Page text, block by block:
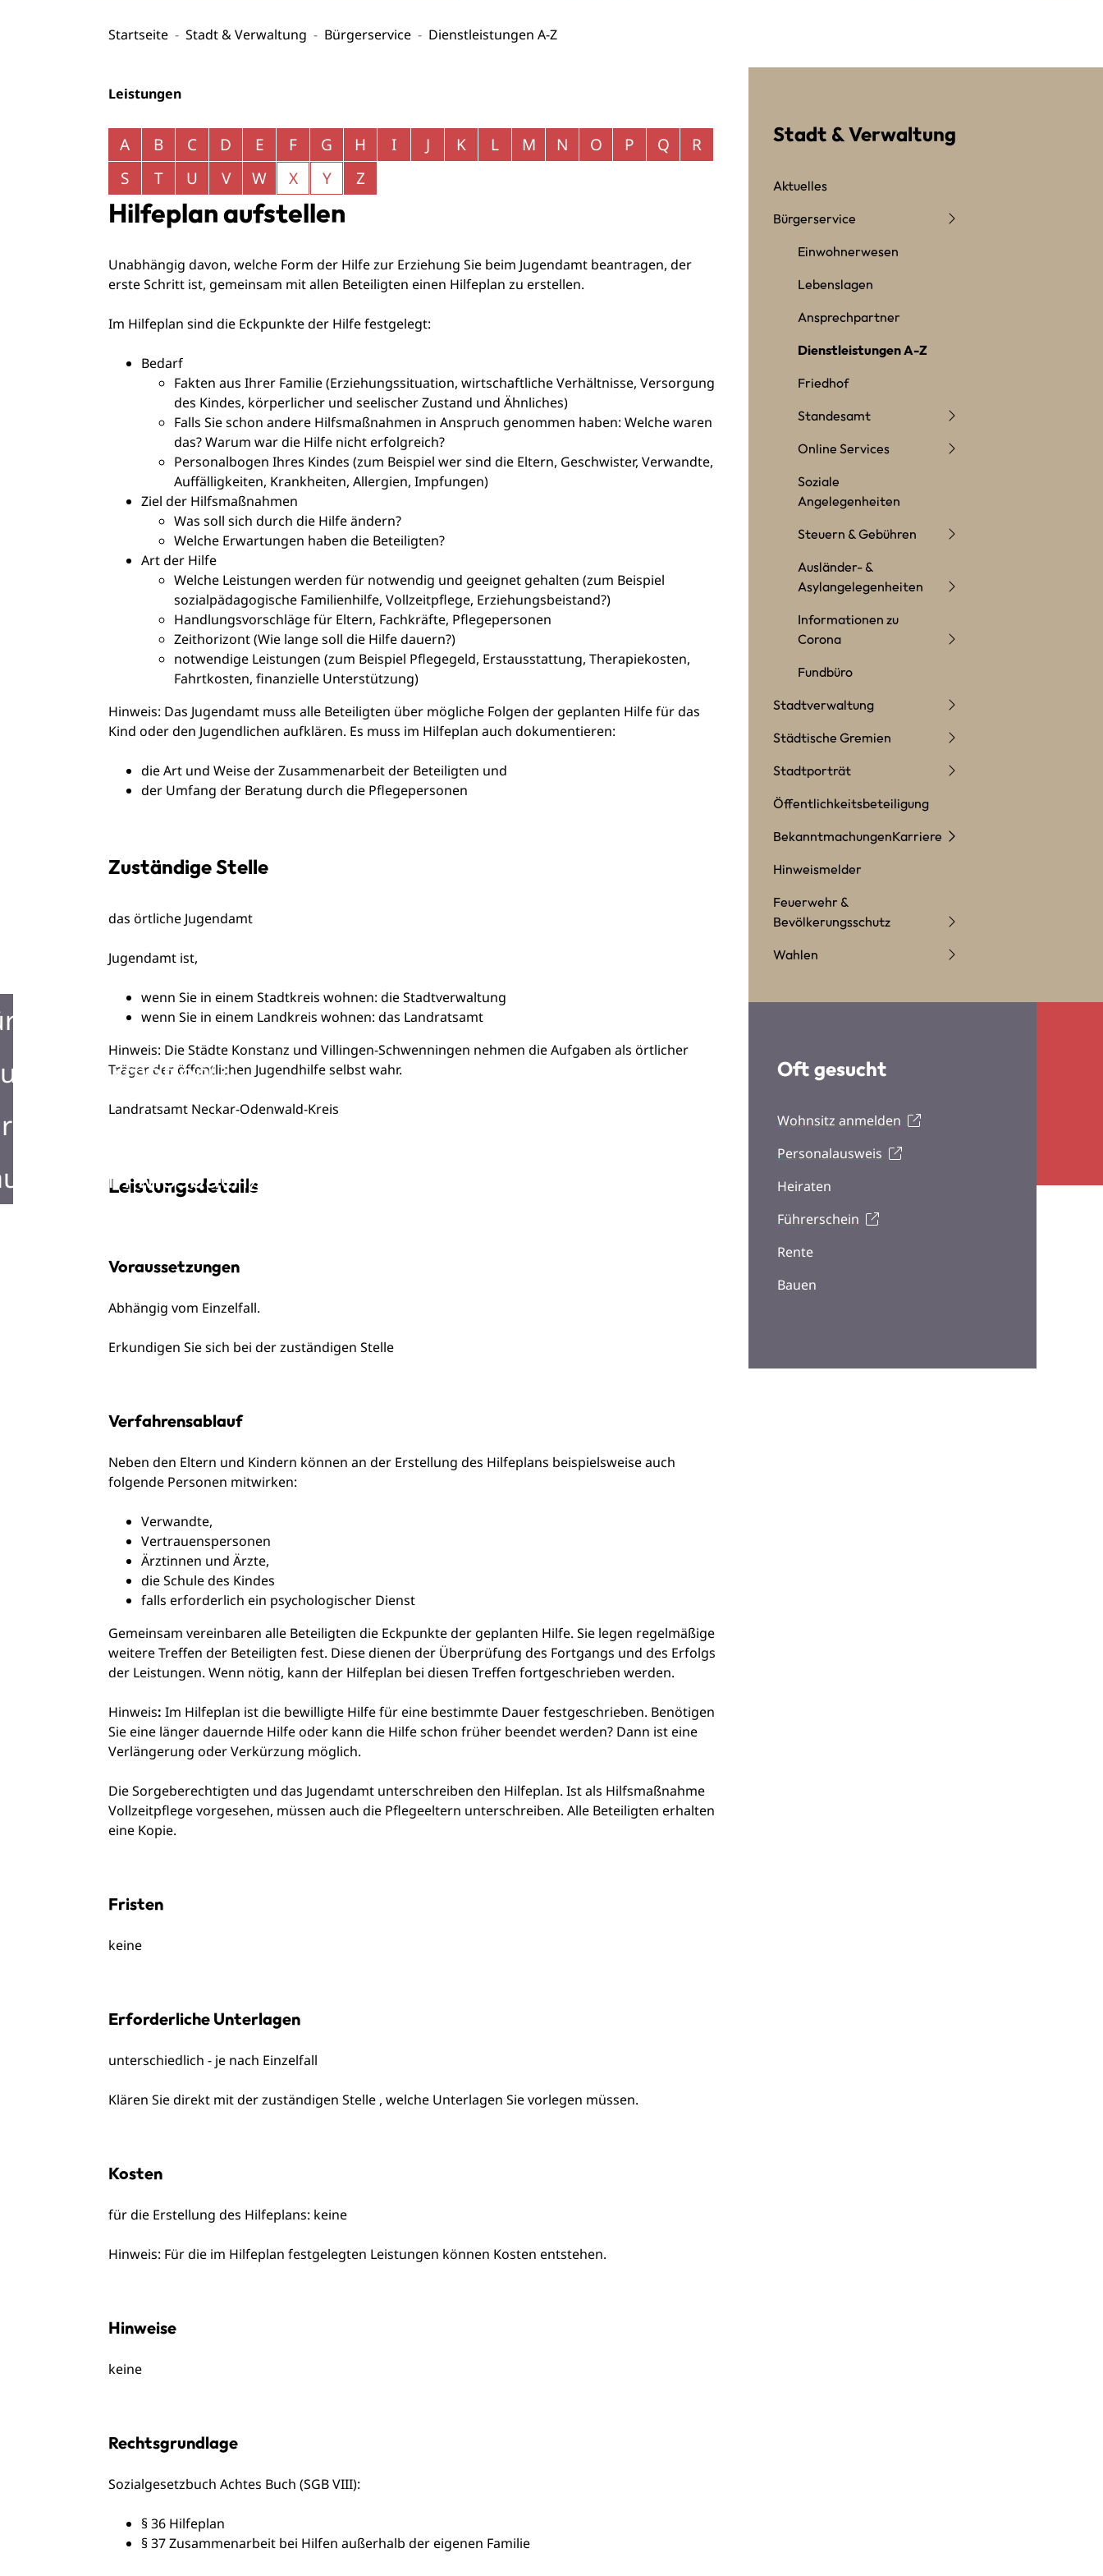
Startseite Stadt & Verwaltung Bürgerservice Dienstleistungen A-Z
Information
in Mosbach
in Mosbach
Leistungen
Alphabetisches Register überspringen
A B C D E F G H I J K L M N O P Q
R
S
T U V W X Y Z
Hilfeplan aufstellen
Unabhängig davon, welche Form der Hilfe zur Erziehung Sie beim Jugendamt beantragen, der
erste Schritt ist, gemeinsam mit allen Beteiligten einen Hilfeplan zu erstellen.
Im Hilfeplan sind die Eckpunkte der Hilfe festgelegt:
Bedarf
Fakten aus Ihrer Familie (Erziehungssituation, wirtschaftliche Verhältnisse, Versorgung
des Kindes, körperlicher und seelischer Zustand und Ähnliches)
Falls Sieschon andere Hilfsmaßnahmen in Anspruch genommen haben: Welche waren
das? Warum war die Hilfe nicht erfolgreich?
Personalbogen Ihres Kindes (zum Beispiel wer sind die Eltern, Geschwister, Verwandte,
Auffälligkeiten, Krankheiten, Allergien, Impfungen)
Ziel der Hilfsmaßnahmen
Was soll sich durch die Hilfe ändern?
Welche Erwartungen haben die Beteiligten?
Art der Hilfe
Welche Leistungen werden für notwendig und geeignet gehalten (zum Beispiel
sozialpädagogische Familienhilfe, Vollzeitpflege, Erziehungsbeistand?)
Handlungsvorschläge für Eltern, Fachkräfte, Pflegepersonen
Zeithorizont (Wie lange soll die Hilfe dauern?)
notwendige Leistungen (zum Beispiel Pflegegeld, Erstausstattung, Therapiekosten,
Fahrtkosten, finanzielle Unterstützung)
Hinweis: Das Jugendamt muss alle Beteiligten über mögliche Folgen der geplanten Hilfe für das
Kind oder den Jugendlichen aufklären. Es muss im Hilfeplan auch dokumentieren:
die Art und Weise der Zusammenarbeit der Beteiligten und
der Umfang der Beratung durch die Pflegepersonen
Zuständige Stelle
das örtliche Jugendamt
Jugendamt ist,
wenn Sie in einem Stadtkreis wohnen: die Stadtverwaltung
wenn Sie in einem Landkreis wohnen: das Landratsamt
Hinweis: Die Städte Konstanz und Villingen-Schwenningen nehmen die Aufgaben als örtlicher
Träger der öffentlichen Jugendhilfe selbst wahr.
Landratsamt Neckar-Odenwald-Kreis
Leistungsdetails
Voraussetzungen
Abhängig vom Einzelfall.
Erkundigen Sie sich bei der zuständigen Stelle
Verfahrensablauf
Neben den Eltern und Kindern können an der Erstellung des Hilfeplans beispielsweise auch
folgende Personen mitwirken:
Verwandte,
Vertrauenspersonen
Ärztinnen und Ärzte,
die Schule des Kindes
falls erforderlich ein psychologischer Dienst
Gemeinsam vereinbaren alle Beteiligten die Eckpunkte der geplanten Hilfe. Sie legen regelmäßige
weitere Treffen der Beteiligten fest. Diese dienen der Überprüfung des Fortgangs und des Erfolgs
der Leistungen. Wenn nötig, kann der Hilfeplan bei diesen Treffen fortgeschrieben werden.
Hinweis: Im Hilfeplan ist die bewilligte Hilfe für eine bestimmte Dauer festgeschrieben. Benötigen
Sie eine länger dauernde Hilfe oder kann die Hilfe schon früher beendet werden? Dann ist eine
Verlängerung oder Verkürzung möglich.
Die Sorgeberechtigten und das Jugendamt unterschreiben den Hilfeplan. Ist als Hilfsmaßnahme
Vollzeitpflege vorgesehen, müssen auch die Pflegeeltern unterschreiben. Alle Beteiligten erhalten
eine Kopie.
Fristen
keine
Erforderliche Unterlagen
unterschiedlich - je nach Einzelfall
Klären Sie direkt mit der zuständigen Stelle , welche Unterlagen Sie vorlegen müssen.
Kosten
für die Erstellung des Hilfeplans: keine
Hinweis: Für die im Hilfeplan festgelegten Leistungen können Kosten entstehen.
Hinweise
keine
Rechtsgrundlage
Sozialgesetzbuch Achtes Buch (SGB VIII):
§ 36 Hilfeplan
§ 37 Zusammenarbeit bei Hilfen außerhalb der eigenen Familie
Stadt & Verwaltung
Aktuelles
Bürgerservice
Einwohnerwesen
Lebenslagen
Ansprechpartner
Dienstleistungen A-Z
Friedhof
Standesamt
Online Services
Soziale
Angelegenheiten
Steuern & Gebühren
Ausländer- &
Asylangelegenheiten
Informationen zu
Corona
Fundbüro
Stadtverwaltung
Städtische Gremien
Stadtporträt
Öffentlichkeitsbeteiligung
BekanntmachungenKarriere
Hinweismelder
Feuerwehr &
Bevölkerungsschutz
Wahlen
Oft gesucht
Wohnsitz anmelden
Personalausweis
Heiraten
Führerschein
Rente
Bauen